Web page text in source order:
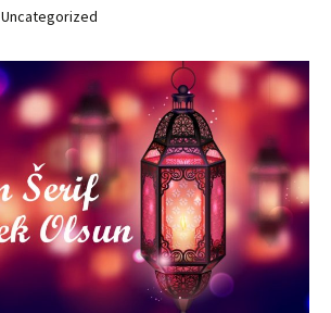
Uncategorized